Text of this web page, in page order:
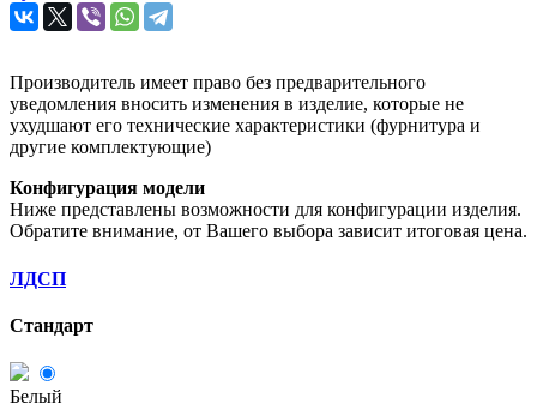
Производитель имеет право без предварительного
уведомления вносить изменения в изделие, которые не
ухудшают его технические характеристики (фурнитура и
другие комплектующие)
Конфигурация модели
Ниже представлены возможности для конфигурации изделия.
Обратите внимание, от Вашего выбора зависит итоговая цена.
ЛДСП
Стандарт
Белый